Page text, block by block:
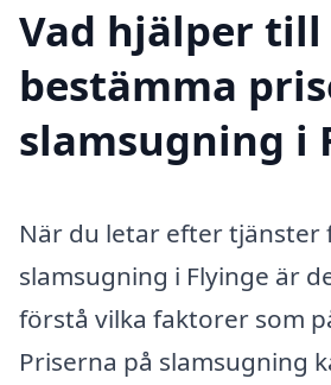
Vad hjälper
bestämma
slamsugning i
När du letar efter tjänster
slamsugning i Flyinge är
förstå vilka faktorer som
Priserna på slamsugning